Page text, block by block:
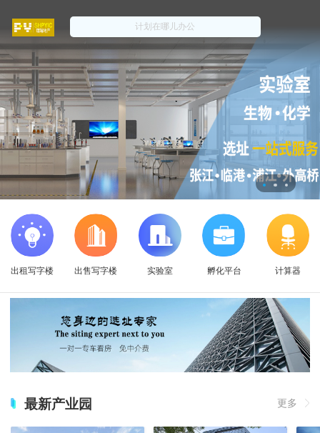
出租写字楼 出售写字楼 实验室 孵化平台 计算器
最新产业园 更多